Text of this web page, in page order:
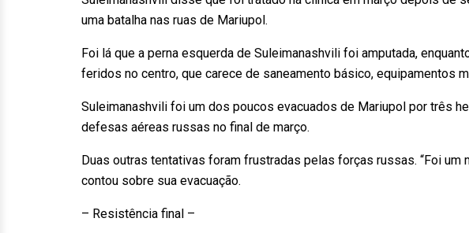
uma batalha nas ruas de Mariupol.
Foi lá que a perna esquerda de Suleimanashvili foi amputada,
feridos no centro, que carece de saneamento básico, equipamentos
Suleimanashvili foi um dos poucos evacuados de Mariupol por três
defesas aéreas russas no final de março.
Duas outras tentativas foram frustradas pelas forças russas. “Foi
contou sobre sua evacuação.
– Resistência final –